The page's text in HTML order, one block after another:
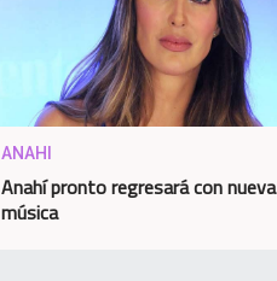
ANAHI
Anahí pronto regresará con nueva
música